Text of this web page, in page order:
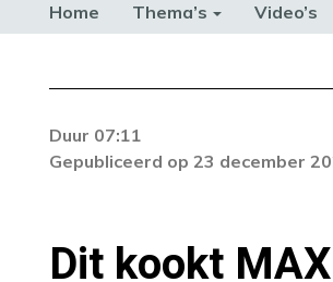
Home Thema’s Video’s
TERUG NAAR TOEN
Duur 07:11
Gepubliceerd op 23 december
Dit kookt